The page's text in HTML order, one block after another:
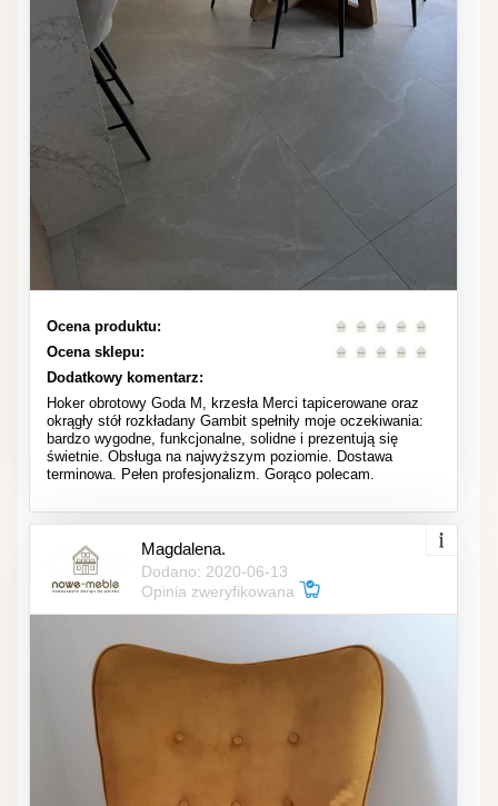
Ocena produktu:
Ocena sklepu:
Dodatkowy komentarz:
Hoker obrotowy Goda M, krzesła Merci tapicerowane oraz
okrągły stół rozkładany Gambit spełniły moje oczekiwania:
bardzo wygodne, funkcjonalne, solidne i prezentują się
świetnie. Obsługa na najwyższym poziomie. Dostawa
terminowa. Pełen profesjonalizm. Gorąco polecam.
Magdalena.
Dodano: 2020-06-13
Opinia zweryfikowana